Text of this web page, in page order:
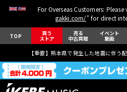
For Overseas Customers: Please
gakki.com/" for direct
TOP 買う
ストア
売る
中古買取
イベント
動画
【重要】熊本県で発生した地震に伴う